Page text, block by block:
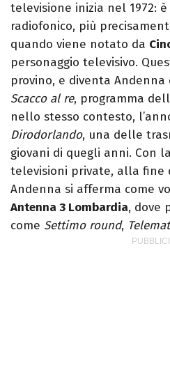
televisione inizia nel 1972:
radiofonico, più
quando viene notato da
personaggio televisivo.
provino, e diventa
Scacco al re, programma
nello stesso contesto,
Dirodorlando, una delle
giovani di quegli anni. Con
televisioni private, alla fine
Andenna si afferma come
Antenna 3 Lombardia, dove
come Settimo round,